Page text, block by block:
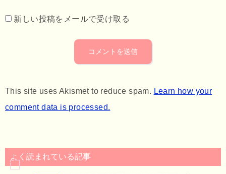
新しい投稿をメールで受け取る
This site uses Akismet to reduce spam. Learn how your
comment data is processed.
よく読まれている記事